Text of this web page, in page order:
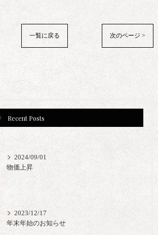
一覧に戻る 次のページ >
Recent Posts
2024/09/01
物価上昇
2023/12/17
年末年始のお知らせ